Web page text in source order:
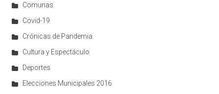
Comunas
Covid-19
Crónicas de Pandemia
Cultura y Espectáculo
Deportes
Elecciones Municipales 2016